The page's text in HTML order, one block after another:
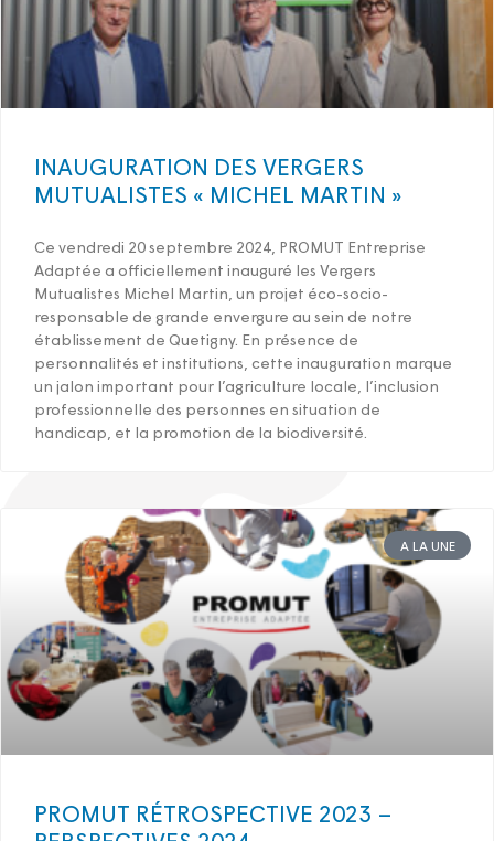
INAUGURATION DES VERGERS
MUTUALISTES « MICHEL MARTIN »
Ce vendredi 20 septembre 2024, PROMUT Entreprise
Adaptée a officiellement inauguré les Vergers
Mutualistes Michel Martin, un projet éco-socio-
responsable de grande envergure au sein de notre
établissement de Quetigny. En présence de
personnalités et institutions, cette inauguration marque
un jalon important pour l’agriculture locale, l’inclusion
professionnelle des personnes en situation de
handicap, et la promotion de la biodiversité.
A LA UNE
PROMUT RÉTROSPECTIVE 2023 –